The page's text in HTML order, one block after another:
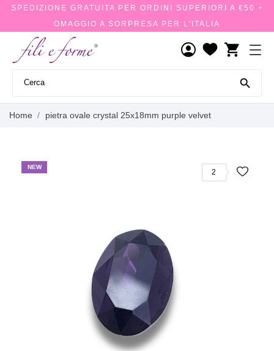
SPEDIZIONE GRATUITA PER ORDINI SUPERIORI A €50 +
OMAGGIO A SORPRESA PER L'ITALIA
shopping_cart

Home pietra ovale crystal 25x18mm purple velvet
NEW
2